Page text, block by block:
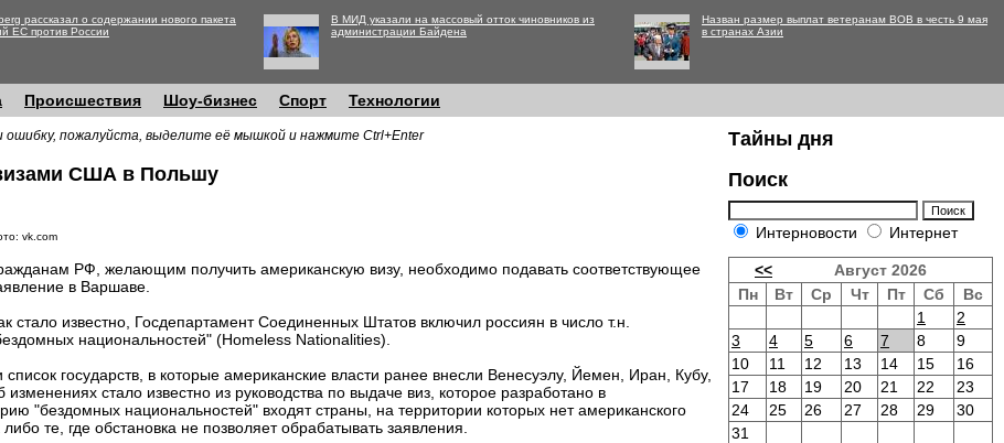
рассказал о содержании нового пакета
ЕС против России
В МИД указали на массовый отток чиновников из
администрации Байдена
Назван размер выплат ветеранам ВОВ в честь 9 мая
в странах Азии
Происшествия Шоу-бизнес Спорт Технологии
ошибку, пожалуйста, выделите её мышкой и нажмите Ctrl+Enter
США в Польшу
vk.com
РФ, желающим получить американскую визу, необходимо подавать соответствующее
в Варшаве.
стало известно, Госдепартамент Соединенных Штатов включил россиян в число т.н.
национальностей" (Homeless Nationalities).
государств, в которые американские власти ранее внесли Венесуэлу, Йемен, Иран, Кубу,
стало известно из руководства по выдаче виз, которое разработано в
"бездомных национальностей" входят страны, на территории которых нет американского
либо те, где обстановка не позволяет обрабатывать заявления.
Тайны дня
Поиск
Интерновости Интернет
<<
Август 2026
Пн
Вт Ср Чт Пт Сб
Вс
1
2
3
4 5 6 7 8
9
10
11 12 13 14 15
16
17
18 19 20 21 22
23
24
25 26 27 28 29
30
31